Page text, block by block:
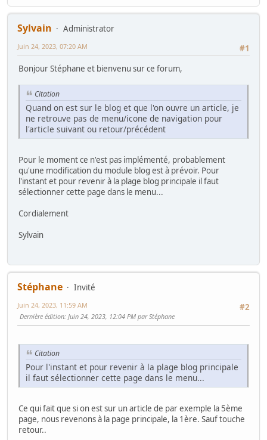
Sylvain
Administrator
#1
Juin 24, 2023, 07:20 AM
Bonjour Stéphane et bienvenu sur ce forum,
Citation
Quand on est sur le blog et que l'on ouvre un article, je
ne retrouve pas de menu/icone de navigation pour
l'article suivant ou retour/précédent
Pour le moment ce n'est pas implémenté, probablement
qu'une modification du module blog est à prévoir. Pour
l'instant et pour revenir à la plage blog principale il faut
sélectionner cette page dans le menu...
Cordialement
Sylvain
Stéphane
Invité
#2
Juin 24, 2023, 11:59 AM
Dernière édition: Juin 24, 2023, 12:04 PM par Stéphane
Citation
Pour l'instant et pour revenir à la plage blog principale
il faut sélectionner cette page dans le menu...
Ce qui fait que si on est sur un article de par exemple la 5ème
page, nous revenons à la page principale, la 1ère. Sauf touche
retour..